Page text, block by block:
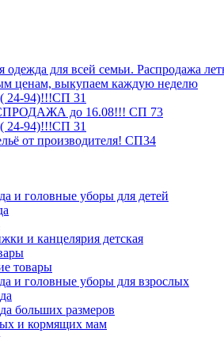
и головные уборы для детей
и канцелярия детская
товары
и головные уборы для взрослых
больших размеров
и кормящих мам